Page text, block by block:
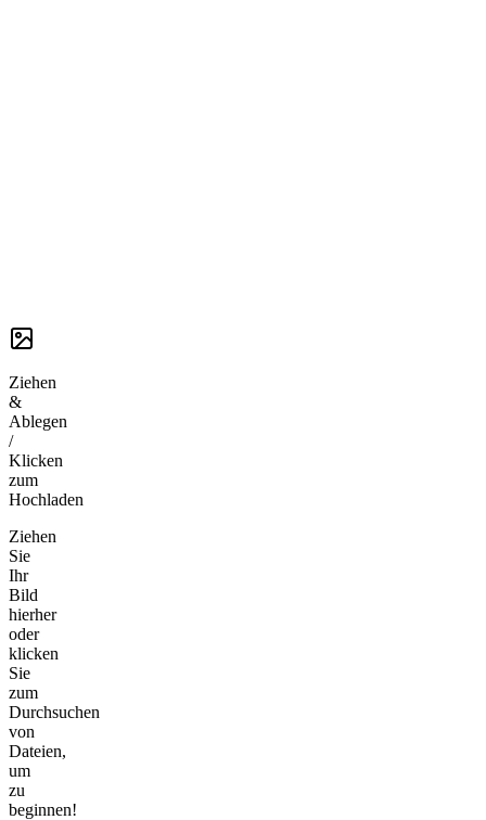
Ziehen
&
Ablegen
/
Klicken
zum
Hochladen
Ziehen
Sie
Ihr
Bild
hierher
oder
klicken
Sie
zum
Durchsuchen
von
Dateien,
um
zu
beginnen!